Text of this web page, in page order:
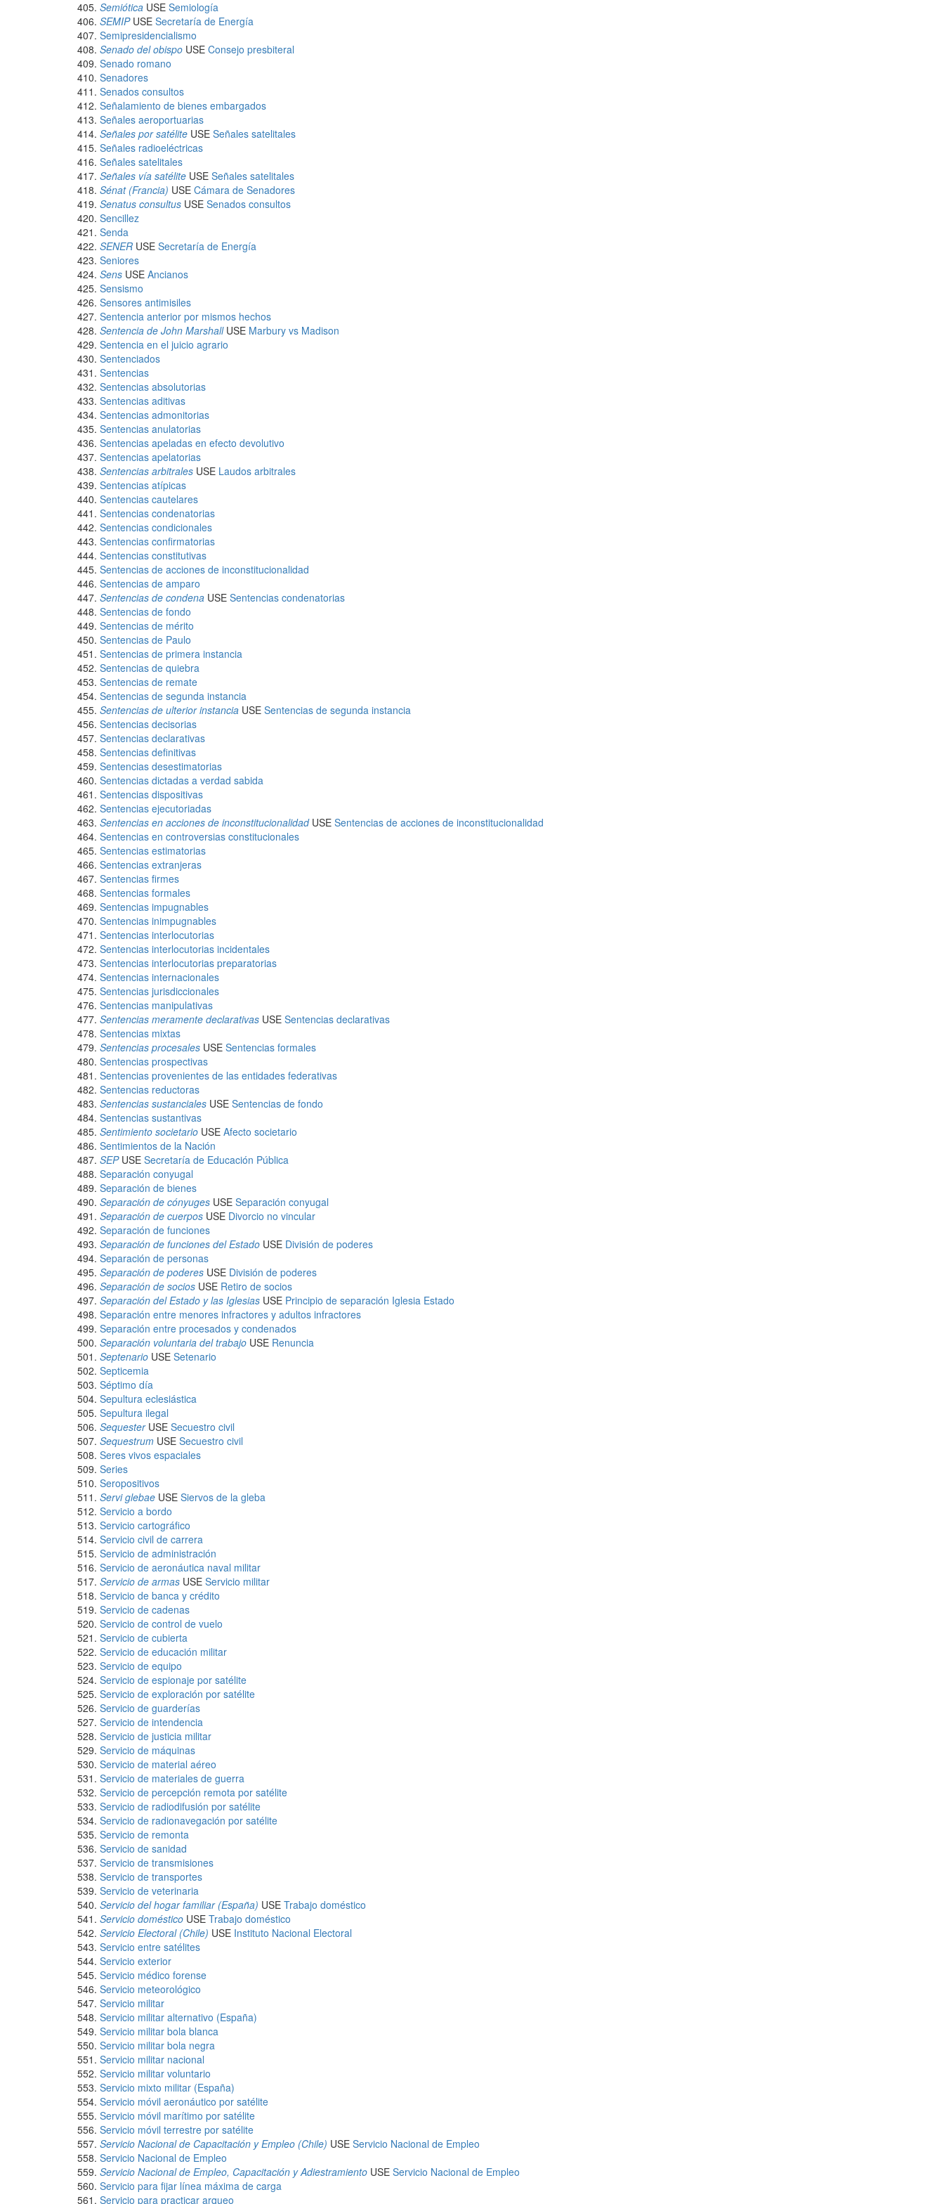
Semiótica USE Semiología
SEMIPUSE Secretaría de Energía
Semipresidencialismo
Senado del obispo USE Consejo presbiteral
Senado romano
Senadores
Senados consultos
Señalamiento de bienes embargados
Señales aeroportuarias
Señales por satélite USE Señales satelitales
Señales radioeléctricas
Señales satelitales
Señales vía satélite USE Señales satelitales
Sénat (Francia) USE Cámara de Senadores
Senatus consultus USE Senados consultos
Sencillez
Senda
SENER USE Secretaría de Energía
Seniores
Sens USE Ancianos
Sensismo
Sensores antimisiles
Sentencia anterior por mismos hechos
Sentencia de John MarshallUSE Marbury vs Madison
Sentencia en el juicio agrario
Sentenciados
Sentencias
Sentencias absolutorias
Sentencias aditivas
Sentencias admonitorias
Sentencias anulatorias
Sentencias apeladas en efecto devolutivo
Sentencias apelatorias
Sentencias arbitrales USE Laudos arbitrales
Sentencias atípicas
Sentencias cautelares
Sentencias condenatorias
Sentencias condicionales
Sentencias confirmatorias
Sentencias constitutivas
Sentencias de acciones de inconstitucionalidad
Sentencias de amparo
Sentencias de condena USE Sentencias condenatorias
Sentencias de fondo
Sentencias de mérito
Sentencias de Paulo
Sentencias de primera instancia
Sentencias de quiebra
Sentencias de remate
Sentencias de segunda instancia
Sentencias de ulterior instancia USE Sentencias de segunda instancia
Sentencias decisorias
Sentencias declarativas
Sentencias definitivas
Sentencias desestimatorias
Sentencias dictadas a verdad sabida
Sentencias dispositivas
Sentencias ejecutoriadas
Sentencias en acciones de inconstitucionalidadUSE Sentencias de acciones de inconstitucionalidad
Sentencias en controversias constitucionales
Sentencias estimatorias
Sentencias extranjeras
Sentencias firmes
Sentencias formales
Sentencias impugnables
Sentencias inimpugnables
Sentencias interlocutorias
Sentencias interlocutorias incidentales
Sentencias interlocutorias preparatorias
Sentencias internacionales
Sentencias jurisdiccionales
Sentencias manipulativas
Sentencias meramente declarativas USE Sentencias declarativas
Sentencias mixtas
Sentencias procesales USE Sentencias formales
Sentencias prospectivas
Sentencias provenientes de las entidades federativas
Sentencias reductoras
Sentencias sustanciales USE Sentencias de fondo
Sentencias sustantivas
Sentimiento societario USE Afecto societario
Sentimientos de la Nación
SEPUSE Secretaría de Educación Pública
Separación conyugal
Separación de bienes
Separación de cónyuges USE Separación conyugal
Separación de cuerpos USE Divorcio no vincular
Separación de funciones
Separación de funciones del Estado USE División de poderes
Separación de personas
Separación de poderes USE División de poderes
Separación de socios USE Retiro de socios
Separación del Estado y las Iglesias USE Principio de separación Iglesia Estado
Separación entre menores infractores y adultos infractores
Separación entre procesados y condenados
Separación voluntaria del trabajo USE Renuncia
Septenario USE Setenario
Septicemia
Séptimo día
Sepultura eclesiástica
Sepultura ilegal
SequesterUSE Secuestro civil
Sequestrum USE Secuestro civil
Seres vivos espaciales
Series
Seropositivos
Servi glebae USE Siervos de la gleba
Servicio a bordo
Servicio cartográfico
Servicio civil de carrera
Servicio de administración
Servicio de aeronáutica naval militar
Servicio de armas USE Servicio militar
Servicio de banca y crédito
Servicio de cadenas
Servicio de control de vuelo
Servicio de cubierta
Servicio de educación militar
Servicio de equipo
Servicio de espionaje por satélite
Servicio de exploración por satélite
Servicio de guarderías
Servicio de intendencia
Servicio de justicia militar
Servicio de máquinas
Servicio de material aéreo
Servicio de materiales de guerra
Servicio de percepción remota por satélite
Servicio de radiodifusión por satélite
Servicio de radionavegación por satélite
Servicio de remonta
Servicio de sanidad
Servicio de transmisiones
Servicio de transportes
Servicio de veterinaria
Servicio del hogar familiar (España) USE Trabajo doméstico
Servicio doméstico USE Trabajo doméstico
Servicio Electoral (Chile) USE Instituto Nacional Electoral
Servicio entre satélites
Servicio exterior
Servicio médico forense
Servicio meteorológico
Servicio militar
Servicio militar alternativo (España)
Servicio militar bola blanca
Servicio militar bola negra
Servicio militar nacional
Servicio militar voluntario
Servicio mixto militar (España)
Servicio móvil aeronáutico por satélite
Servicio móvil marítimo por satélite
Servicio móvil terrestre por satélite
Servicio Nacional de Capacitación y Empleo (Chile) USE Servicio Nacional de Empleo
Servicio Nacional de Empleo
Servicio Nacional de Empleo, Capacitación y Adiestramiento USE Servicio Nacional de Empleo
Servicio para fijar línea máxima de carga
Servicio para practicar arqueo